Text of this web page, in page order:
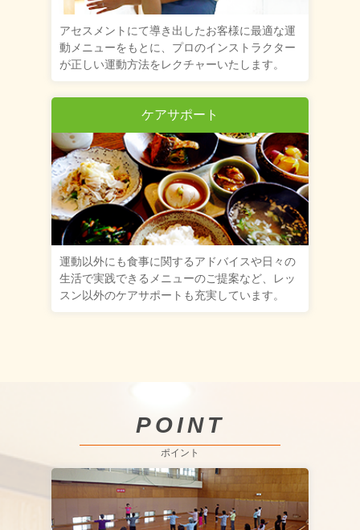
アセスメントにて導き出したお客様に最適な運
動メニューをもとに、プロのインストラクター
が正しい運動方法をレクチャーいたします。
ケアサポート
運動以外にも食事に関するアドバイスや日々の
生活で実践できるメニューのご提案など、レッ
スン以外のケアサポートも充実しています。
POINT
ポイント